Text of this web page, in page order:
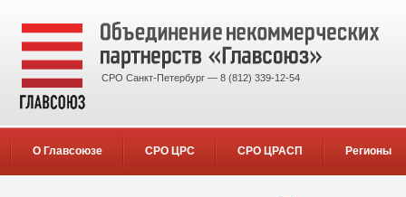
СРО Санкт-Петербург — 8 (812) 339-12-54
О Главсоюзе СРО ЦРС СРО ЦРАСП Регионы